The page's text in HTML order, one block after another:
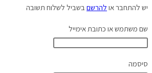
יש להתחבר או להרשם בשביל לשלוח תשובה
שם משתמש או כתובת אימייל
סיסמה